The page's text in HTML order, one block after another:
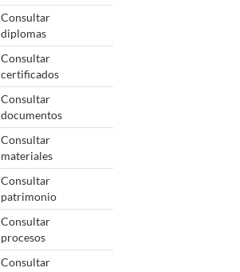
Consultar
diplomas
Consultar
certificados
Consultar
documentos
Consultar
materiales
Consultar
patrimonio
Consultar
procesos
Consultar